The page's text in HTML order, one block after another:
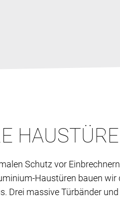
Schutz vor
Haustüren bauen
Drei massive Türbänder